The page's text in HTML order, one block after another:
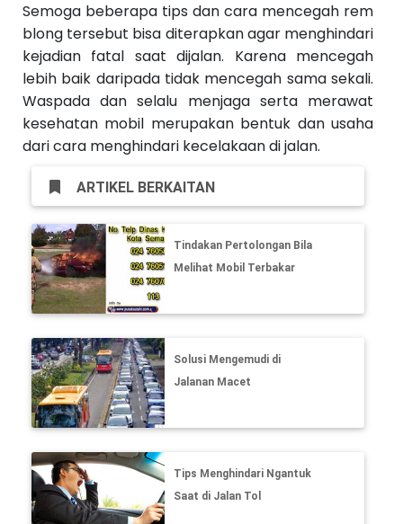
Semoga beberapa tips dan cara mencegah rem
blong tersebut bisa diterapkan agar menghindari
kejadian fatal saat dijalan. Karena mencegah
lebih baik daripada tidak mencegah sama sekali.
Waspada dan selalu menjaga serta merawat
kesehatan mobil merupakan bentuk dan usaha
dari cara menghindari kecelakaan di jalan.
ARTIKEL BERKAITAN
Tindakan Pertolongan Bila
Melihat Mobil Terbakar
Solusi Mengemudi di
Jalanan Macet
Tips Menghindari Ngantuk
Saat di Jalan Tol